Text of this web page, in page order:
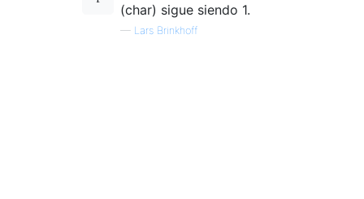
(char) sigue siendo 1.
— Lars Brinkhoff